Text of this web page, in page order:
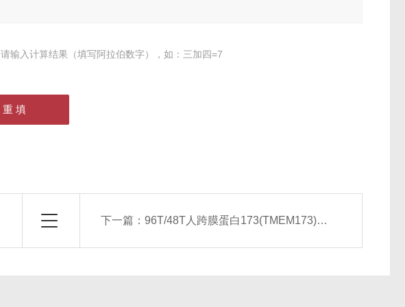
请输入计算结果（填写阿拉伯数字），如：三加四=7
下一篇： 96T/48T人跨膜蛋白173(TMEM173)ELISA试剂盒